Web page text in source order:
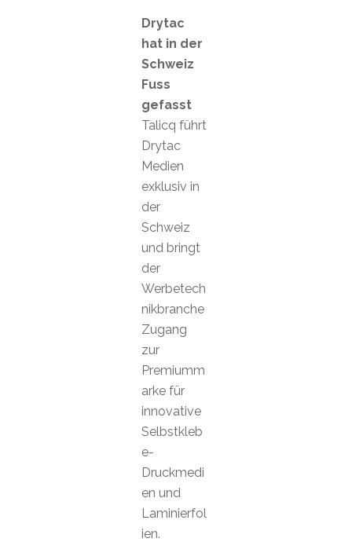
Drytac
hat in der
Schweiz
Fuss
gefasst
Talicq führt
Drytac
Medien
exklusiv in
der
Schweiz
und bringt
der
Werbetech
nikbranche
Zugang
zur
Premiumm
arke für
innovative
Selbstkleb
e-
Druckmedi
en und
Laminierfol
ien.